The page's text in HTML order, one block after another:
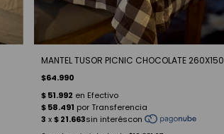
MANTEL TUSOR PICNIC CHOCOLATE 260X150
$64.990